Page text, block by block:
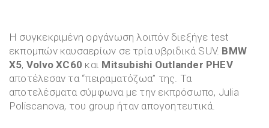
Η συγκεκριμένη οργάνωση λοιπόν διεξήγε test
εκπομπών καυσαερίων σε τρία υβριδικά SUV. BMW
X5, Volvo XC60 και Mitsubishi Outlander PHEV
αποτέλεσαν τα “πειραματόζωα” της. Τα
αποτελέσματα σύμφωνα με την εκπρόσωπο, Julia
Poliscanova, του group ήταν απογοητευτικά.